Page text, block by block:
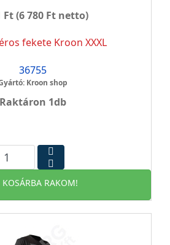
Ft(6 780 Ft netto)
fekete Kroon XXXL
36755
Kroon shop
Raktáron 1db
KOSÁRBA RAKOM!